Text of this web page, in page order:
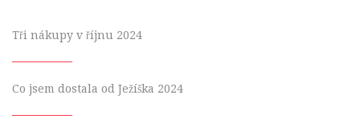
Tři nákupy v říjnu 2024
Co jsem dostala od Ježíška 2024